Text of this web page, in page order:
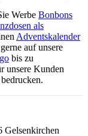
Werbe Bonbons
als
Adventskalender
auf unsere
bis zu
unsere Kunden
Gelsenkirchen